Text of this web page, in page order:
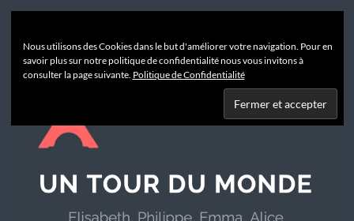
Nous utilisons des Cookies dans le but d'améliorer votre navigation. Pour en
savoir plus sur notre politique de confidentialité nous vous invitons à
consulter la page suivante. Politique de Confidentialité